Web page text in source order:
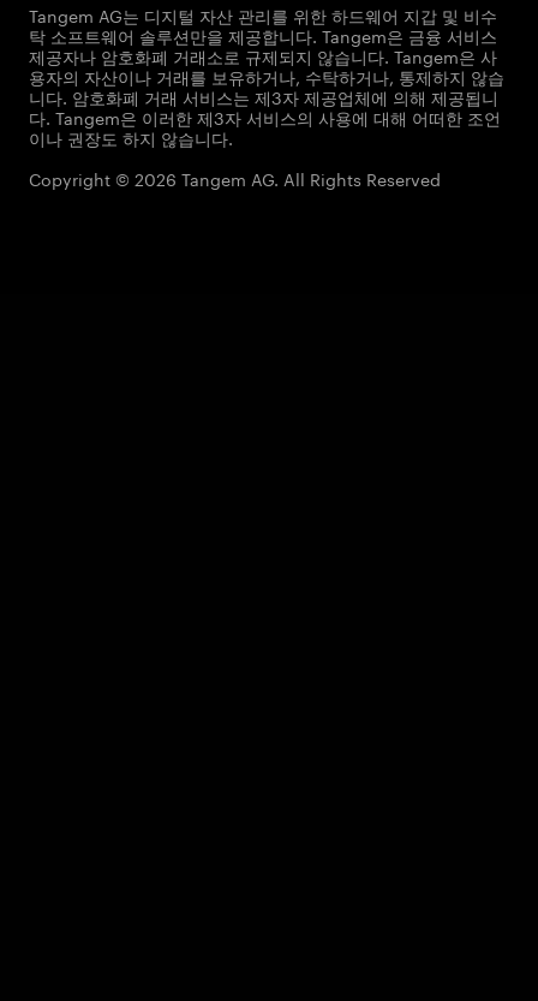
Tangem AG는 디지털 자산 관리를 위한 하드웨어 지갑 및 비수
탁 소프트웨어 솔루션만을 제공합니다. Tangem은 금융 서비스
제공자나 암호화폐 거래소로 규제되지 않습니다. Tangem은 사
용자의 자산이나 거래를 보유하거나, 수탁하거나, 통제하지 않습
니다. 암호화폐 거래 서비스는 제3자 제공업체에 의해 제공됩니
다. Tangem은 이러한 제3자 서비스의 사용에 대해 어떠한 조언
이나 권장도 하지 않습니다.